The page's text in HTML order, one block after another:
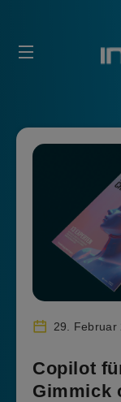
29. Februar
Copilot
Gimmick